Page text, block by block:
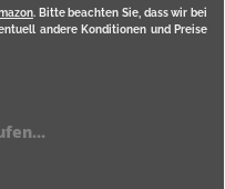
. Bitte beachten Sie, dass wir bei
andere Konditionen und Preise